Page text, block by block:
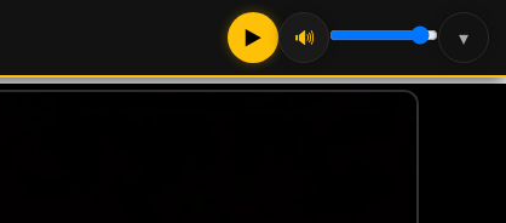
▶ 🔊 ▾